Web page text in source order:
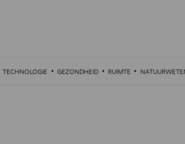
TECHNOLOGIE · GEZONDHEID · RUIMTE ·